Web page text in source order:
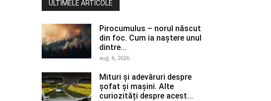
ULTIMELE ARTICOLE
Pirocumulus – norul născut
din foc. Cum ia naștere unul
dintre...
aug. 6, 2026
Mituri și adevăruri despre
șofat și mașini. Alte
curiozități despre acest...